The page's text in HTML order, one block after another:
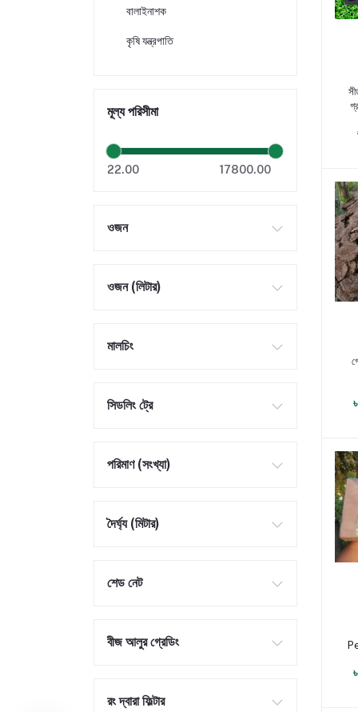
বালাইনাশক
কৃষি যন্ত্রপাতি
মূল্য পরিসীমা
22.00 17800.00
ওজন
ওজন (লিটার)
মালচিং
সিডলিং ট্রে
পরিমাণ (সংখ্যা)
দৈর্ঘ্য (মিটার)
শেড নেট
বীজ আলুর গ্রেডিং
রং দ্বারা ফিল্টার